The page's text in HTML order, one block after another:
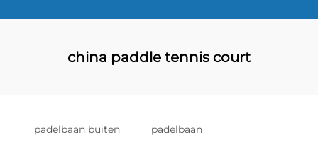
china paddle tennis court
padelbaan buiten padelbaan